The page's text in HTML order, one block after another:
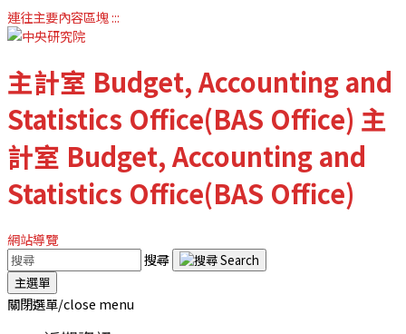
連往主要內容區塊:::
主計室 Budget, Accounting and
Statistics Office(BAS Office) 主
計室 Budget, Accounting and
Statistics Office(BAS Office)
網站導覽
搜尋
主選單
關閉選單/close menu